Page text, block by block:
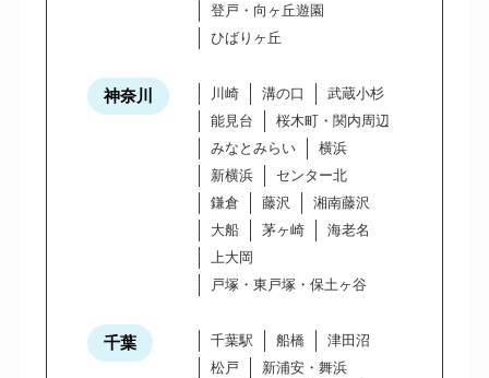
登戸・向ヶ丘遊園
ひばりヶ丘
神奈川 川崎 溝の口
武蔵小杉
能見台
桜木町・関内周辺
みなとみらい
横浜
新横浜
センター北
鎌倉
藤沢
湘南藤沢
大船
茅ヶ崎
海老名
上大岡
戸塚・東戸塚・保土ヶ谷
千葉 千葉駅 船橋
津田沼
松戸
新浦安・舞浜